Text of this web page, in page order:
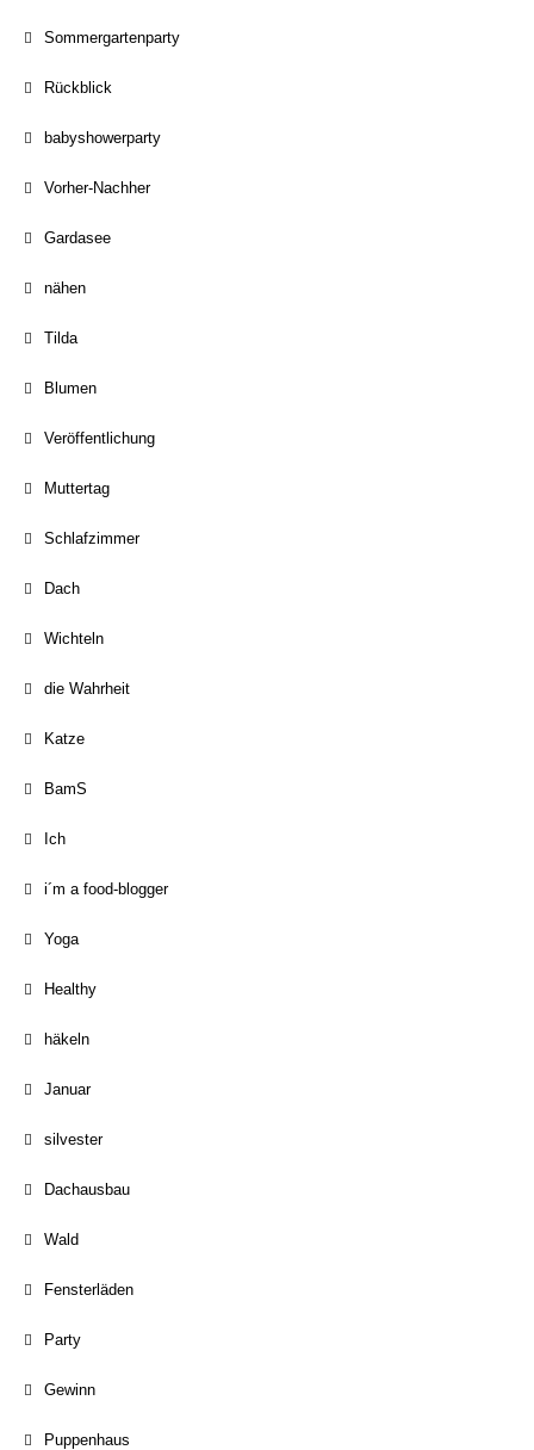
Sommergartenparty
Rückblick
babyshowerparty
Vorher-Nachher
Gardasee
nähen
Tilda
Blumen
Veröffentlichung
Muttertag
Schlafzimmer
Dach
Wichteln
die Wahrheit
Katze
BamS
Ich
i´m a food-blogger
Yoga
Healthy
häkeln
Januar
silvester
Dachausbau
Wald
Fensterläden
Party
Gewinn
Puppenhaus